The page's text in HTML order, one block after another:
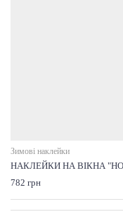
Зимові наклейки
НАКЛЕЙКИ НА ВІКНА
782 грн